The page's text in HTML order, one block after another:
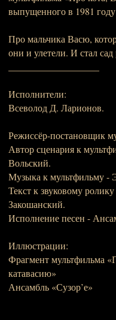
выпущенного в 1981
Про мальчика Васю,
они и улетели. И стал
Исполнители:
Всеволод Д. Ларионов.
Режиссёр-постановщик
Автор сценария к
Вольский.
Музыка к мультфильму -
Текст к звуковому
Закошанский.
Исполнение песен -
Иллюстрации:
Фрагмент мультфильма
катавасию»
Ансамбль «Сузор’е»